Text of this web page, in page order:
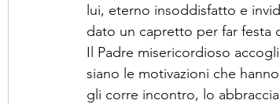
lui, eterno insoddisfatto e
dato un capretto per far festa
Il Padre misericordioso
siano le motivazioni che
gli corre incontro, lo